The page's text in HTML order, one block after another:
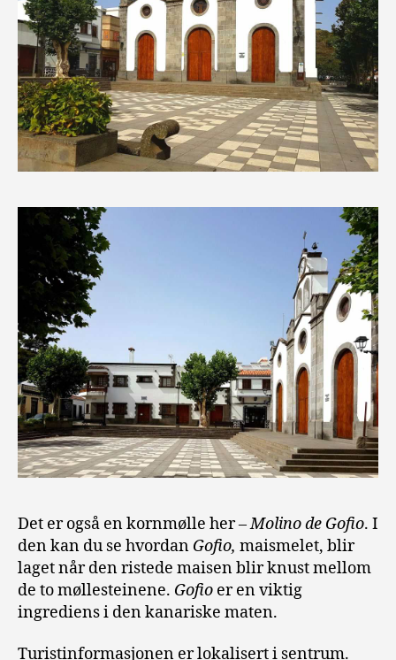
Det er også en kornmølle her –Molino de Gofio. I
den kan du se hvordan Gofio, maismelet, blir
laget når den ristede maisen blir knust mellom
de to møllesteinene. Gofio er en viktig
ingrediens i den kanariske maten.
Turistinformasjonen er lokalisert i sentrum.